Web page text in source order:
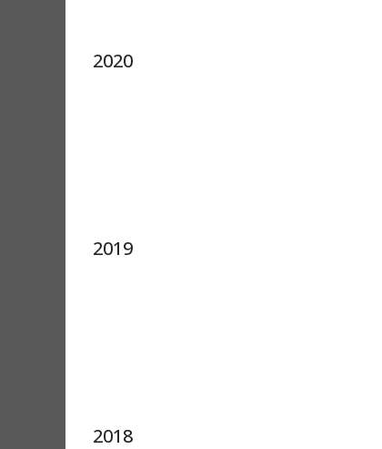
2020
2019
2018